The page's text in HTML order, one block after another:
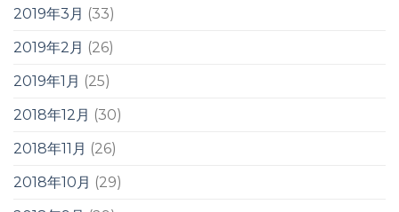
2019年3月 (33)
2019年2月 (26)
2019年1月 (25)
2018年12月 (30)
2018年11月 (26)
2018年10月 (29)